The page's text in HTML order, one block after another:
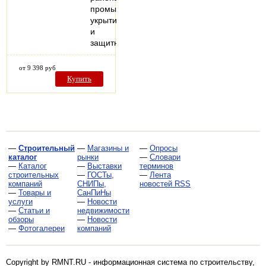
промышленных
укрытий
и
защитных…
от 9 398 руб
Купить
— Строительный
каталог
— Каталог
строительных
компаний
— Товары и
услуги
— Статьи и
обзоры
— Фотогалереи
— Магазины и
рынки
— Выставки
— ГОСТы,
СНИПы,
СанПиНы
— Новости
недвижимости
— Новости
компаний
— Опросы
— Словари
терминов
— Лента
новостей RSS
Copyright by RMNT.RU - информационная система по строительству,